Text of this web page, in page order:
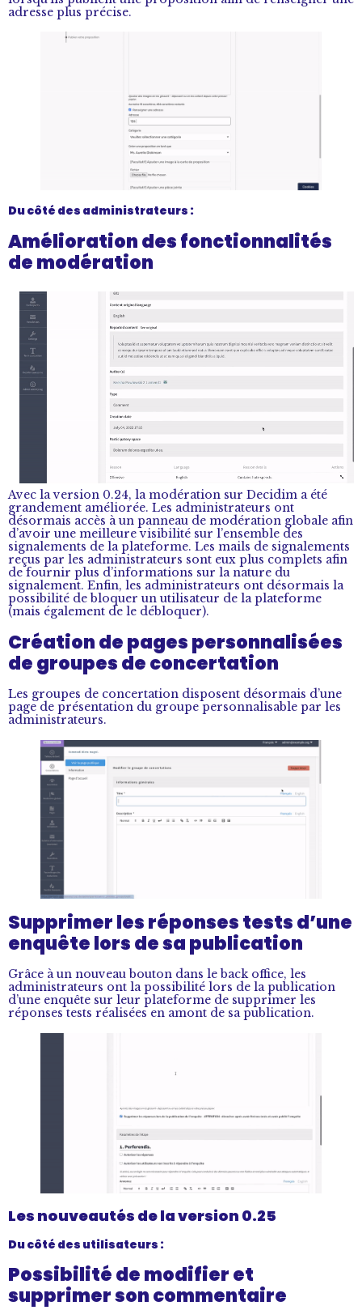
adresse plus précise.
Du côté des administrateurs :
Amélioration des fonctionnalités
de modération
Avec la version 0.24, la modération sur Decidim a été
grandement améliorée. Les administrateurs ont
désormais accès à un panneau de modération globale afin
d’avoir une meilleure visibilité sur l’ensemble des
signalements de la plateforme. Les mails de signalements
reçus par les administrateurs sont eux plus complets afin
de fournir plus d’informations sur la nature du
signalement. Enfin, les administrateurs ont désormais la
possibilité de bloquer un utilisateur de la plateforme
(mais également de le débloquer).
Création de pages personnalisées
de groupes de concertation
Les groupes de concertation disposent désormais d’une
page de présentation du groupe personnalisable par les
administrateurs.
Supprimer les réponses tests d’une
enquête lors de sa publication
Grâce à un nouveau bouton dans le back office, les
administrateurs ont la possibilité lors de la publication
d’une enquête sur leur plateforme de supprimer les
réponses tests réalisées en amont de sa publication.
Les nouveautés de la version 0.25
Du côté des utilisateurs :
Possibilité de modifier et
supprimer son commentaire